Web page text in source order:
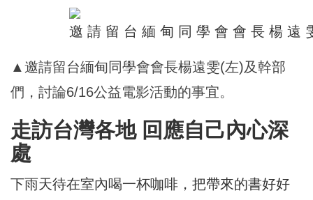
▲邀請留台緬甸同學會會長楊遠雯(左)及幹部
們，討論6/16公益電影活動的事宜。
走訪台灣各地 回應自己內心深
處
下雨天待在室內喝一杯咖啡，把帶來的書好好